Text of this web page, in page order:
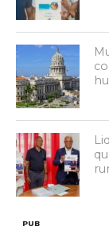
PUB